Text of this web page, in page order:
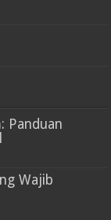
Panduan
Wajib